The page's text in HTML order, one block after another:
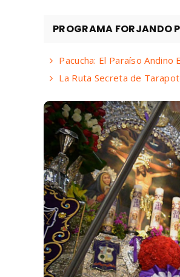
PROGRAMA FORJANDO
Pacucha: El Paraíso
La Ruta Secreta de